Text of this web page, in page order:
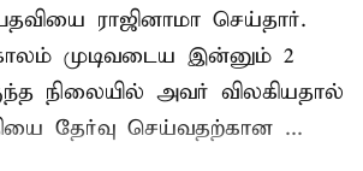
ராஜினாமா செய்தார்.
முடிவடைய இன்னும் 2
நிலையில் அவர் விலகியதால்
தேர்வு செய்வதற்கான ...